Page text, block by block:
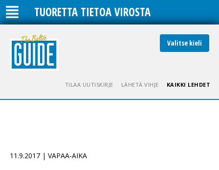
TUORETTA TIETOA VIROSTA
Valitse kieli
TILAA UUTISKIRJE LÄHETÄ VIHJE KAIKKI LEHDET
11.9.2017 | VAPAA-AIKA